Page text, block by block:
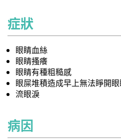
症狀
眼睛血絲
眼睛搔癢
眼睛有種粗糙感
眼屎堆積造成早上無法睜開
流眼淚
病因